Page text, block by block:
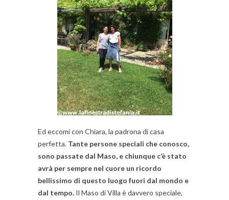
Ed eccomi con Chiara, la padrona di casa
perfetta. Tante persone speciali che conosco,
sono passate dal Maso, e chiunque c’è stato
avrà per sempre nel cuore un ricordo
bellissimo di questo luogo fuori dal mondo e
dal tempo. Il Maso di Villa è davvero speciale,